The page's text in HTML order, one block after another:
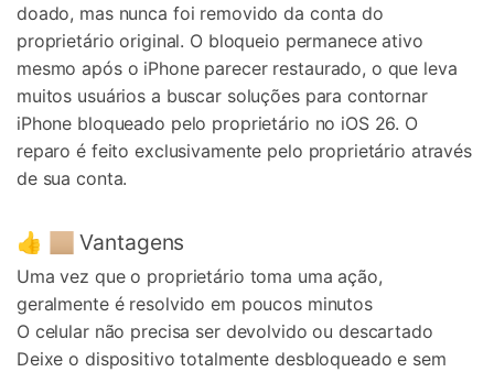
doado, mas nunca foi removido da conta do
proprietário original. O bloqueio permanece ativo
mesmo após o iPhone parecer restaurado, o que leva
muitos usuários a buscar soluções para contornar
iPhone bloqueado pelo proprietário no iOS 26. O
reparo é feito exclusivamente pelo proprietário através
de sua conta.
👍 🏼 Vantagens
Uma vez que o proprietário toma uma ação,
geralmente é resolvido em poucos minutos
O celular não precisa ser devolvido ou descartado
Deixe o dispositivo totalmente desbloqueado e sem